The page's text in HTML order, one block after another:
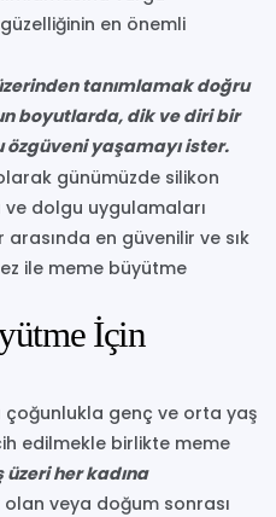
en önemli
tanımlamak doğru
boyutlarda, dik ve diri bir
yaşamayı ister.
günümüzde silikon
ve dolgu uygulamaları
en güvenilir ve sık
ile meme büyütme
İçin
çoğunlukla genç ve orta yaş
edilmekle birlikte meme
üzeri her kadına
veya doğum sonrası